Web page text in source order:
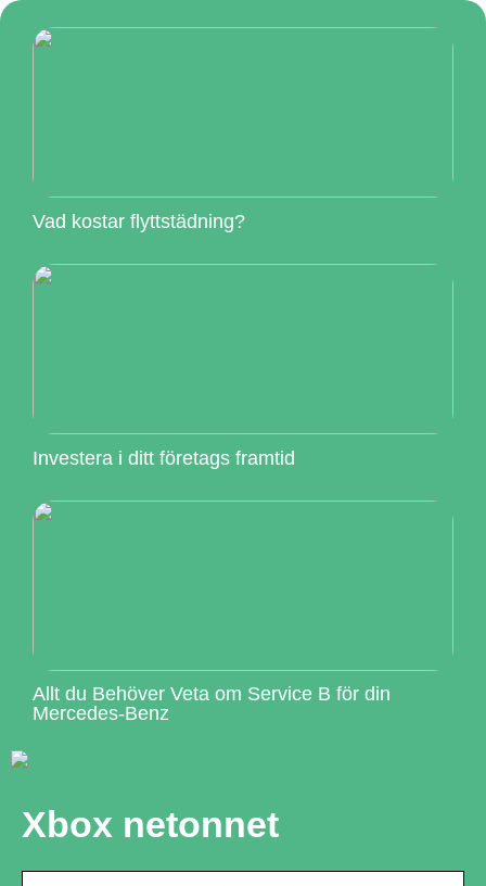
Vad kostar flyttstädning?
Investera i ditt företags framtid
Allt du Behöver Veta om Service B för din
Mercedes-Benz
Xbox netonnet